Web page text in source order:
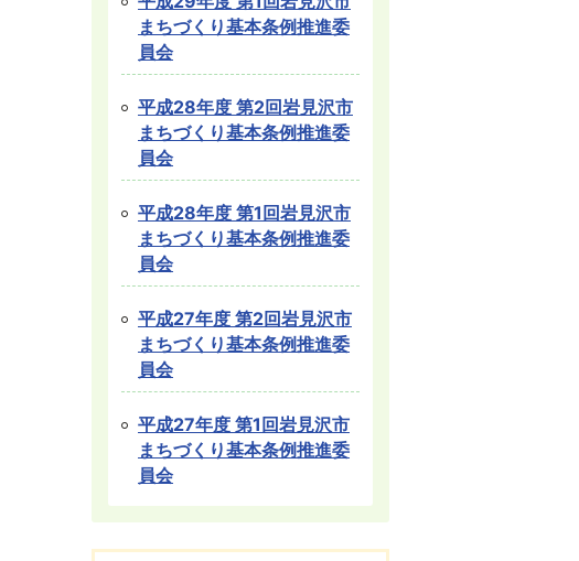
まちづくり基本条例推進委
員会
平成28年度 第2回岩見沢市
まちづくり基本条例推進委
員会
平成28年度 第1回岩見沢市
まちづくり基本条例推進委
員会
平成27年度 第2回岩見沢市
まちづくり基本条例推進委
員会
平成27年度 第1回岩見沢市
まちづくり基本条例推進委
員会